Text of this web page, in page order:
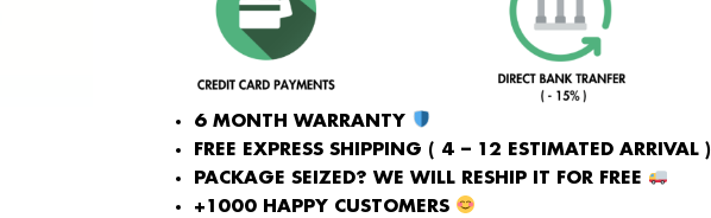
6 MONTH WARRANTY
FREE EXPRESS SHIPPING ( 4 – 12 ESTIMATED ARRIVAL )
PACKAGE SEIZED? WE WILL RESHIP IT FOR FREE
+1000 HAPPY CUSTOMERS